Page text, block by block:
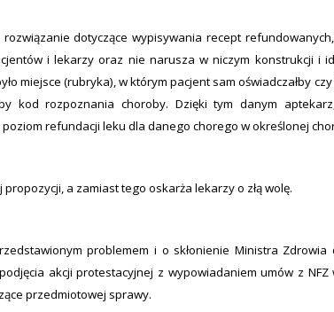
dotyczące wypisywania recept
i lekarzy oraz nie narusza w niczym konstrukcji i
miejsce (rubryka), w którym pacjent sam oświadczałby
kod rozpoznania choroby. Dzięki tym danym
refundacji leku dla danego chorego w określonej
a zamiast tego oskarża lekarzy o złą wolę.
problemem i o skłonienie Ministra
akcji protestacyjnej z wypowiadaniem umów z NFZ
przedmiotowej sprawy.